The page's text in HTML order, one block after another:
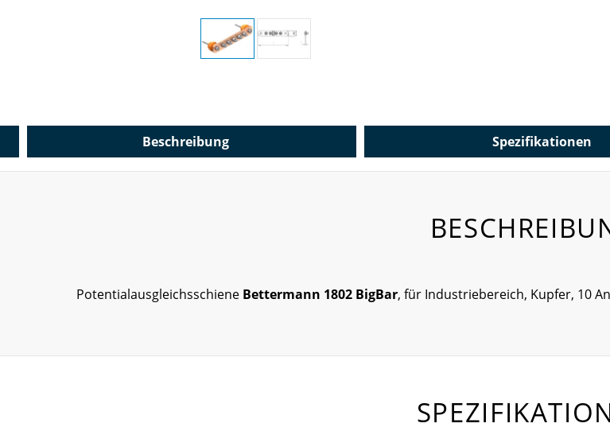
Beschreibung Spezifikationen
Potentialausgleichsschiene Bettermann 1802 BigBar, für Industriebereich, Kupfer, 10